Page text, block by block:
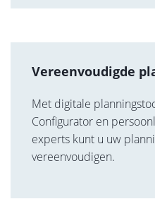
Vereenvoudigde
Met digitale
Configurator en
experts kunt u uw
vereenvoudigen.